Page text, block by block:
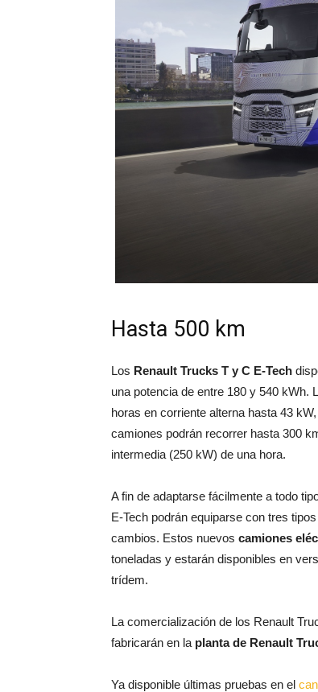
Hasta 500 km
Los Renault Trucks T y C E-Tech
una potencia de entre 180 y 540 kWh.
horas en corriente alterna hasta 43
camiones podrán recorrer hasta 300
intermedia (250 kW) de una hora.
A fin de adaptarse fácilmente a todo
E-Tech podrán equiparse con tres
cambios. Estos nuevos camiones
toneladas y estarán disponibles en
trídem.
La comercialización de los Renault
fabricarán en la planta de Renault
Ya disponible últimas pruebas en el